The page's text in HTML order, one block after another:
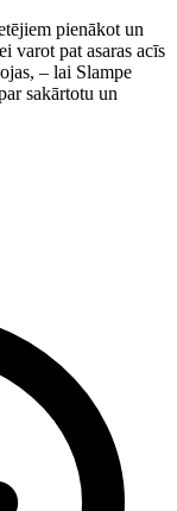
pienākot un
varot pat asaras acīs
– lai Slampe
sakārtotu un